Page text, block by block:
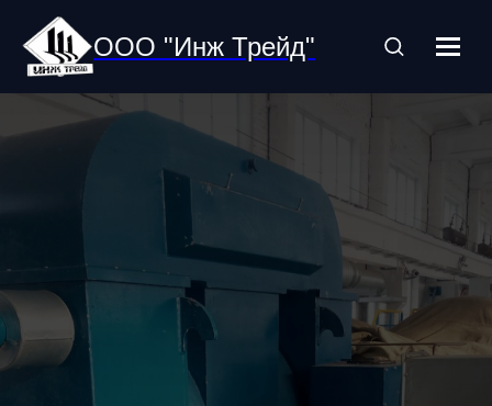
ООО "Инж Трейд"